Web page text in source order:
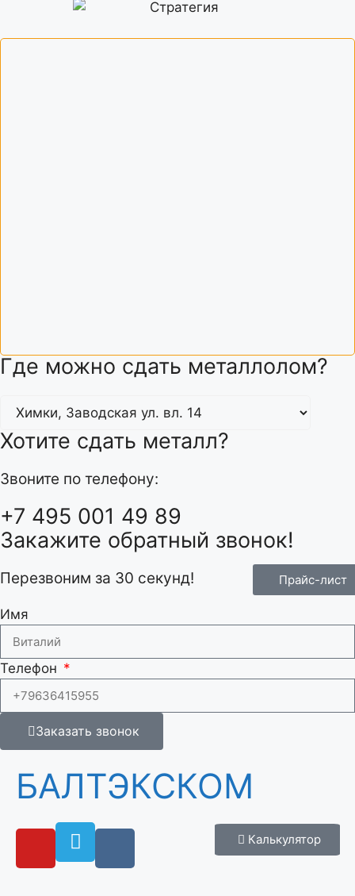
Где можно сдать металлолом?
Хотите сдать металл?
Звоните по телефону:
+7 495 001 49 89
Закажите обратный звонок!
Перезвоним за 30 секунд!
Имя
Телефон
Заказать звонок
Калькулятор
Прайс-лист
БАЛТЭКСКОМ